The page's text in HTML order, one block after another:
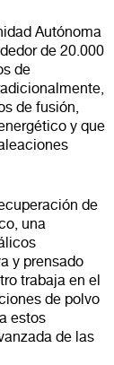
Autónoma
de 20.000
de
de fusión,
y que
de
una
y prensado
trabaja en el
de polvo
estos
de las